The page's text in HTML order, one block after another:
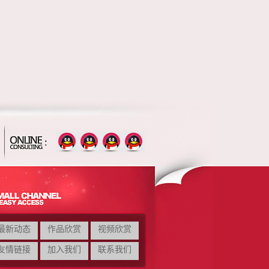
新动态 作品欣赏 视频欣赏
情链接 加入我们 联系我们